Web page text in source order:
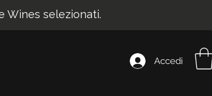
Wines selezionati.
Accedi